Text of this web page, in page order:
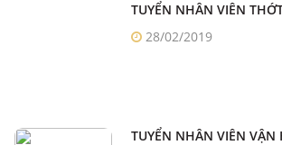
TUYỂN NHÂN VIÊN
28/02/2019
TUYỂN NHÂN VIÊN VẬN